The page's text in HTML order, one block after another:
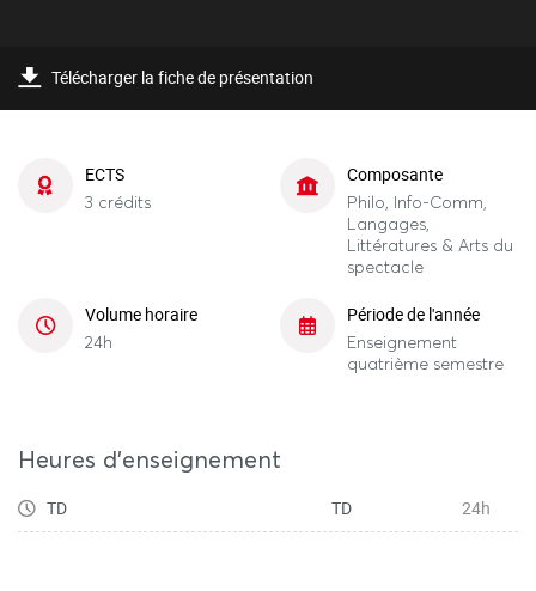
Télécharger la fiche de présentation
ECTS
3 crédits
Composante
Philo, Info-Comm,
Langages,
Littératures & Arts du
spectacle
Volume horaire
24h
Période de l'année
Enseignement
quatrième semestre
Heures d'enseignement
TD TD 24h